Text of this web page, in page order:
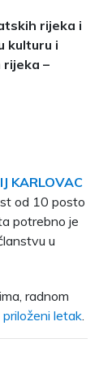
rijeka i
kulturu i
–
KARLOVAC
od 10 posto
potrebno je
u
radnom
priloženi letak